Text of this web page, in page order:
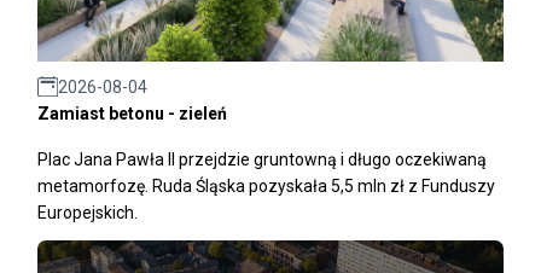
2026-08-04
Zamiast betonu - zieleń
Plac Jana Pawła II przejdzie gruntowną i długo oczekiwaną
metamorfozę. Ruda Śląska pozyskała 5,5 mln zł z Funduszy
Europejskich.